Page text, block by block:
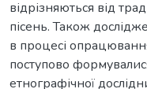
відрізняються від
пісень. Також
в процесі
поступово
етнографічної